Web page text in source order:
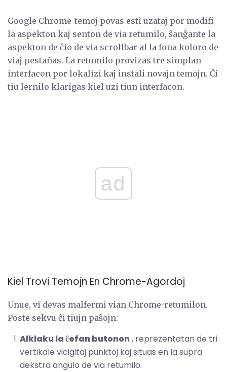
Google Chrome-temoj povas esti uzataj por modifi
la aspekton kaj senton de via retumilo, ŝanĝante la
aspekton de ĉio de via scrollbar al la fona koloro de
viaj pestañas. La retumilo provizas tre simplan
interfacon por lokalizi kaj instali novajn temojn. Ĉi
tiu lernilo klarigas kiel uzi tiun interfacon.
ad
Kiel Trovi Temojn En Chrome-Agordoj
Unue, vi devas malfermi vian Chrome-retumilon.
Poste sekvu ĉi tiujn paŝojn:
Alklaku la ĉefan butonon, reprezentatan de tri
vertikale vicigitaj punktoj kaj situas en la supra
dekstra angulo de via retumilo.